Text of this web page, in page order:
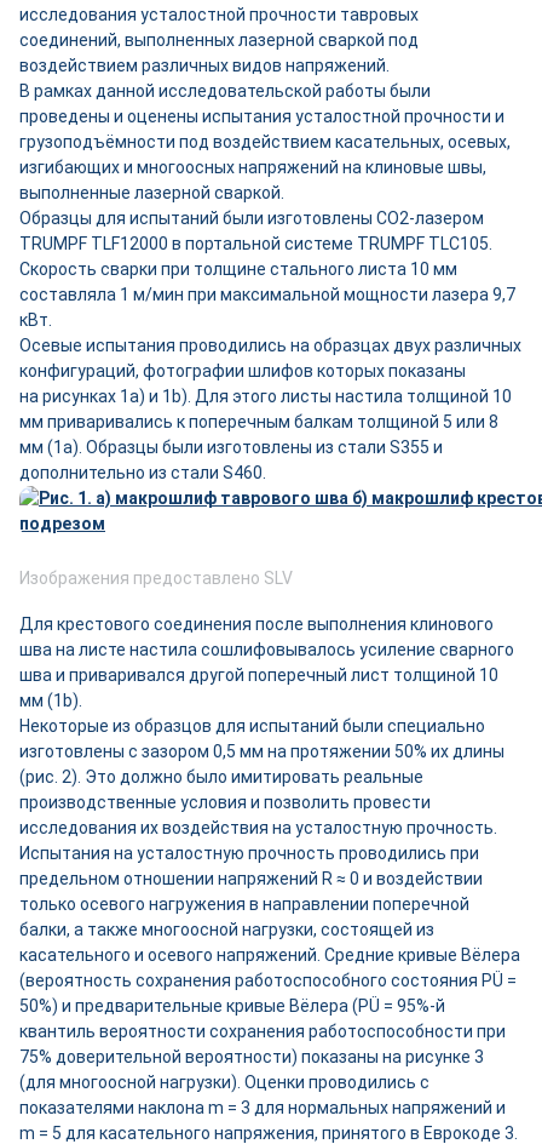
исследования усталостной прочности тавровых
соединений, выполненных лазерной сваркой под
воздействием различных видов напряжений.
В рамках данной исследовательской работы были
проведены и оценены испытания усталостной прочности и
грузоподъёмности под воздействием касательных, осевых,
изгибающих и многоосных напряжений на клиновые швы,
выполненные лазерной сваркой.
Образцы для испытаний были изготовлены CO2-лазером
TRUMPF TLF12000 в портальной системе TRUMPF TLC105.
Скорость сварки при толщине стального листа 10 мм
составляла 1 м/мин при максимальной мощности лазера 9,7
кВт.
Осевые испытания проводились на образцах двух различных
конфигураций, фотографии шлифов которых показаны
на рисунках 1a) и 1b). Для этого листы настила толщиной 10
мм приваривались к поперечным балкам толщиной 5 или 8
мм (1a). Образцы были изготовлены из стали S355 и
дополнительно из стали S460.
Изображения предоставлено SLV
Для крестового соединения после выполнения клинового
шва на листе настила сошлифовывалось усиление сварного
шва и приваривался другой поперечный лист толщиной 10
мм (1b).
Некоторые из образцов для испытаний были специально
изготовлены с зазором 0,5 мм на протяжении 50% их длины
(рис. 2). Это должно было имитировать реальные
производственные условия и позволить провести
исследования их воздействия на усталостную прочность.
Испытания на усталостную прочность проводились при
предельном отношении напряжений R ≈ 0 и воздействии
только осевого нагружения в направлении поперечной
балки, а также многоосной нагрузки, состоящей из
касательного и осевого напряжений. Средние кривые Вёлера
(вероятность сохранения работоспособного состояния PÜ =
50%) и предварительные кривые Вёлера (PÜ = 95%-й
квантиль вероятности сохранения работоспособности при
75% доверительной вероятности) показаны на рисунке 3
(для многоосной нагрузки). Оценки проводились с
показателями наклона m = 3 для нормальных напряжений и
m = 5 для касательного напряжения, принятого в Еврокоде 3.